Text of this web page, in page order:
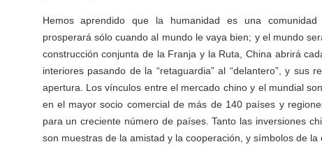
Hemos aprendido que la humanidad es una
prosperará sólo cuando al mundo le vaya bien; y el mundo
construcción conjunta de la Franja y la Ruta, China abrirá
interiores pasando de la “retaguardia” al “delantero”, y sus
apertura. Los vínculos entre el mercado chino y el mundial
en el mayor socio comercial de más de 140 países y
para un creciente número de países. Tanto las inversiones
son muestras de la amistad y la cooperación, y símbolos de la